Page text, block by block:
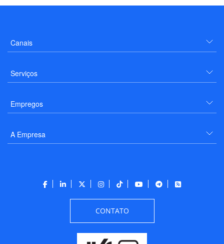
Canais
Serviços
Empregos
A Empresa
CONTATO